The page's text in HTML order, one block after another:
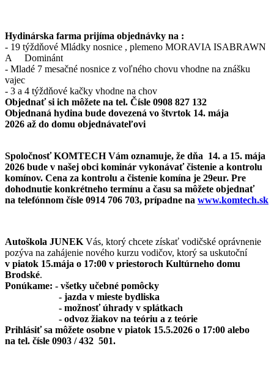
Hydinárska farma prijíma objednávky na :
- 19 týždňové Mládky nosnice , plemeno MORAVIA ISABRAWN
A Dominánt
- Mladé 7 mesačné nosnice z voľného chovu vhodne na znášku
vajec
- 3 a 4 týždňové kačky vhodne na chov
Objednať si ich môžete na tel. Čísle 0908 827 132
Objednaná hydina bude dovezená vo štvrtok 14. mája
2026 až do domu objednávateľovi
Spoločnosť KOMTECH Vám oznamuje, že dňa 14. a 15. mája
2026 bude v našej obci kominár vykonávať čistenie a kontrolu
komínov. Cena za kontrolu a čistenie komína je 29eur. Pre
dohodnutie konkrétneho termínu a času sa môžete objednať
na telefónnom čísle 0914 706 703, prípadne na www.komtech.sk
Autoškola JUNEK Vás, ktorý chcete získať vodičské oprávnenie
pozýva na zahájenie nového kurzu vodičov, ktorý sa uskutoční
v piatok 15.mája o 17:00 v priestoroch Kultúrneho domu
Brodské.
Ponúkame: - všetky učebné pomôcky
- jazda v mieste bydliska
- možnosť úhrady v splátkach
- odvoz žiakov na teóriu a z teórie
Prihlásiť sa môžete osobne v piatok 15.5.2026 o 17:00 alebo
na tel. čísle 0903 / 432 501.